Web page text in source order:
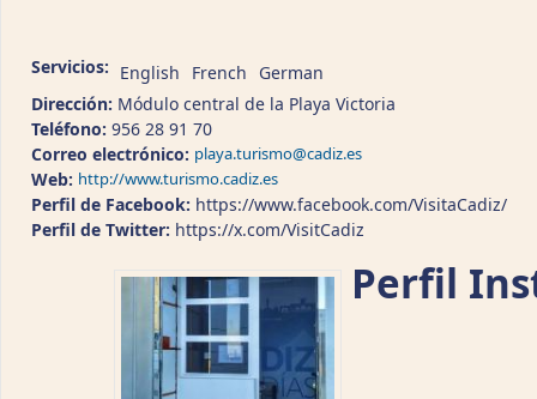
Servicios: English French
German
Dirección: Módulo central de la Playa Victoria
Teléfono: 956 28 91 70
Correo electrónico: playa.turismo@cadiz.es
Web: http://www.turismo.cadiz.es
Perfil de Facebook: https://www.facebook.com/VisitaCadiz/
Perfil de Twitter: https://x.com/VisitCadiz
Perfil